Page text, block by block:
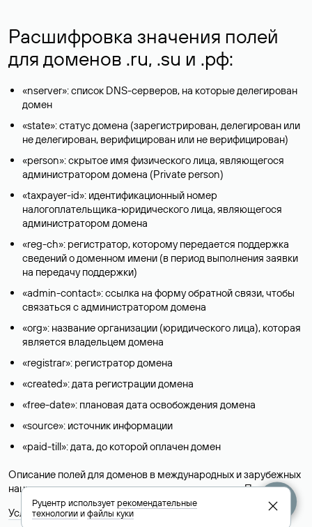
Расшифровка значения полей
для доменов .ru, .su и .рф:
«nserver»: список DNS-серверов, на которые делегирован
домен
«state»: статус домена (зарегистрирован, делегирован или
не делегирован, верифицирован или не верифицирован)
«person»: скрытое имя физического лица, являющегося
администратором домена (Privatе person)
«taxpayer-id»: идентификационный номер
налогоплательщика-юридического лица, являющегося
администратором домена
«reg-ch»: регистратор, которому передается поддержка
сведений о доменном имени (в период выполнения заявки
на передачу поддержки)
«admin-contact»: ссылка на форму обратной связи, чтобы
связаться с администратором домена
«org»: название организации (юридического лица), которая
является владельцем домена
«registrar»: регистратор домена
«created»: дата регистрации домена
«free-date»: плановая дата освобождения домена
«source»: источник информации
«paid-till»: дата, до которой оплачен домен
Описание полей для доменов в международных и зарубежных
национальных доменах представлены в разделе «Помощь».
Условия использования Whois-сервиса
Руцентр используетрекомендательные
технологииифайлы куки